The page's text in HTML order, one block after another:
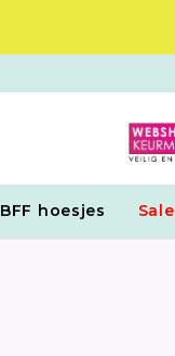
BFF hoesjes Sale